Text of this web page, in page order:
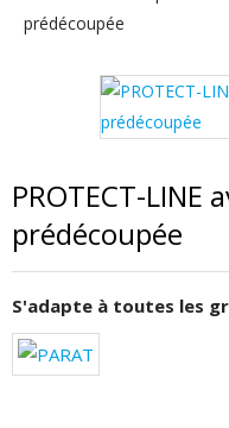
prédécoupée
PROTECT-LINE
prédécoupée
S'adapte à toutes les